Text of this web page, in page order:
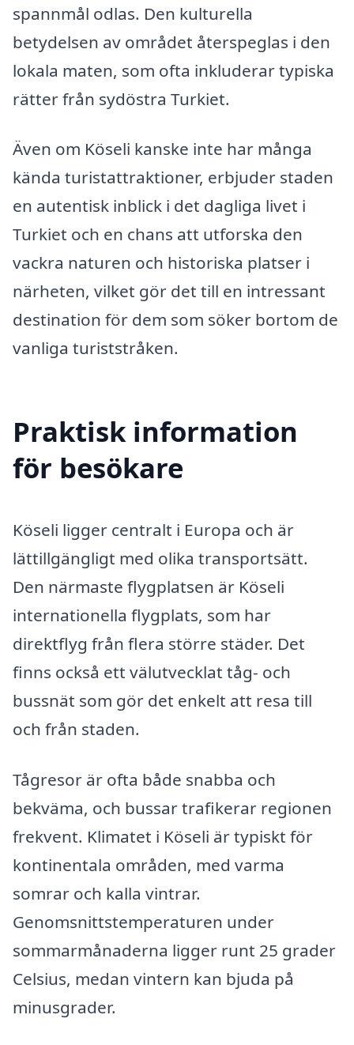
spannmål odlas. Den kulturella
betydelsen av området återspeglas i den
lokala maten, som ofta inkluderar typiska
rätter från sydöstra Turkiet.
Även om Köseli kanske inte har många
kända turistattraktioner, erbjuder staden
en autentisk inblick i det dagliga livet i
Turkiet och en chans att utforska den
vackra naturen och historiska platser i
närheten, vilket gör det till en intressant
destination för dem som söker bortom de
vanliga turiststråken.
Praktisk information
för besökare
Köseli ligger centralt i Europa och är
lättillgängligt med olika transportsätt.
Den närmaste flygplatsen är Köseli
internationella flygplats, som har
direktflyg från flera större städer. Det
finns också ett välutvecklat tåg- och
bussnät som gör det enkelt att resa till
och från staden.
Tågresor är ofta både snabba och
bekväma, och bussar trafikerar regionen
frekvent. Klimatet i Köseli är typiskt för
kontinentala områden, med varma
somrar och kalla vintrar.
Genomsnittstemperaturen under
sommarmånaderna ligger runt 25 grader
Celsius, medan vintern kan bjuda på
minusgrader.